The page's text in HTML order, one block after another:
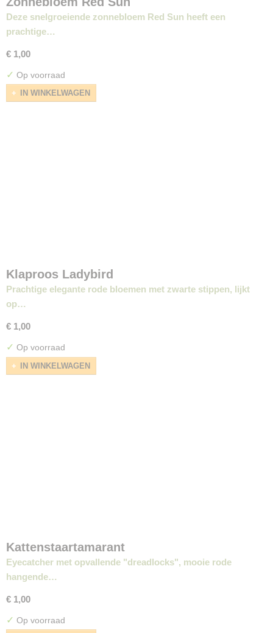
Deze snelgroeiende zonnebloem Red Sun heeft een
prachtige…
€ 1,00
✓ Op voorraad
IN WINKELWAGEN
Klaproos Ladybird
Prachtige elegante rode bloemen met zwarte stippen, lijkt
op…
€ 1,00
✓ Op voorraad
IN WINKELWAGEN
Kattenstaartamarant
Eyecatcher met opvallende "dreadlocks", mooie rode
hangende…
€ 1,00
✓ Op voorraad